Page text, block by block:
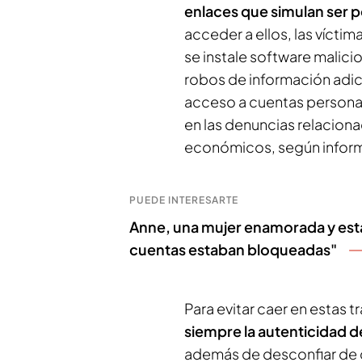
enlaces que simulan ser
acceder a ellos, las
se instale software
robos de información
acceso a cuentas
en las denuncias
económicos, según
PUEDE INTERESARTE
Anne, una mujer enamorada y
cuentas estaban bloqueadas"
Para evitar caer en estas
siempre la autenticidad
además de desconfiar